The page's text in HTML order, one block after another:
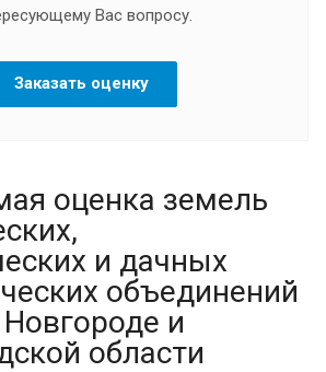
Вас вопросу.
Заказать оценку
оценка земель
и дачных
объединений
и
области